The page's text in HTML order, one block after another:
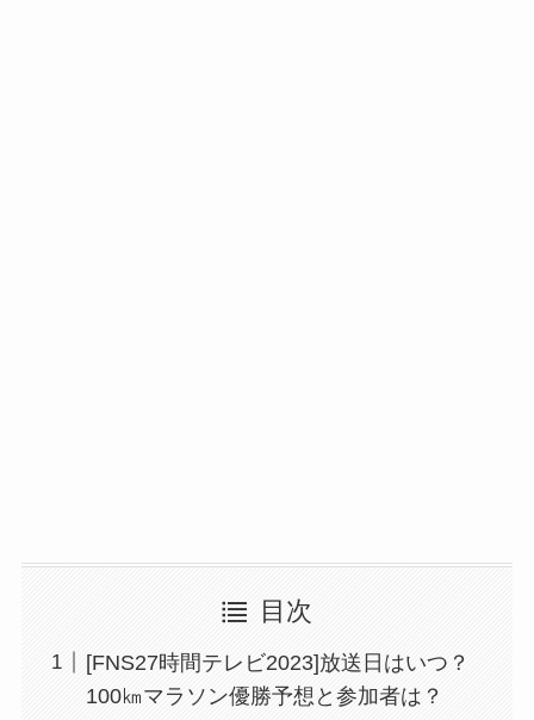
目次
[FNS27時間テレビ2023]放送日はいつ？
100㎞マラソン優勝予想と参加者は？